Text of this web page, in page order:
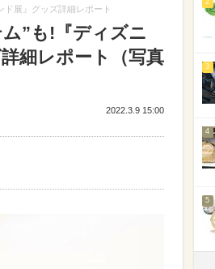
ド展』グッズ詳細レポート
”も!『ディズニ
細レポート（写真
2022.3.9 15:00
2
3
4
5